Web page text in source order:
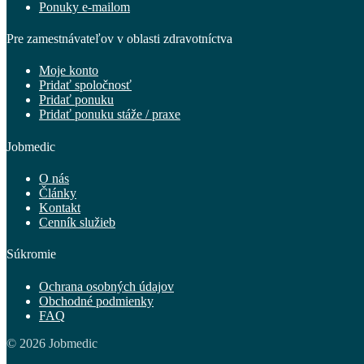
Ponuky e-mailom
Pre zamestnávateľov v oblasti zdravotníctva
Moje konto
Pridať spoločnosť
Pridať ponuku
Pridať ponuku stáže / praxe
Jobmedic
O nás
Články
Kontakt
Cenník služieb
Súkromie
Ochrana osobných údajov
Obchodné podmienky
FAQ
© 2026 Jobmedic